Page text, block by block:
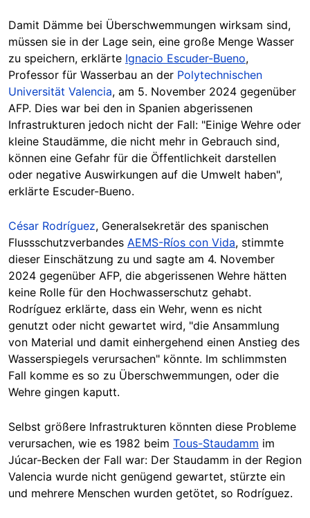
Damit Dämme bei Überschwemmungen wirksam sind,
müssen sie in der Lage sein, eine große Menge Wasser
zu speichern, erklärte Ignacio Escuder-Bueno,
Professor für Wasserbau an der Polytechnischen
Universität Valencia, am 5. November 2024 gegenüber
AFP. Dies war bei den in Spanien abgerissenen
Infrastrukturen jedoch nicht der Fall: "Einige Wehre oder
kleine Staudämme, die nicht mehr in Gebrauch sind,
können eine Gefahr für die Öffentlichkeit darstellen
oder negative Auswirkungen auf die Umwelt haben",
erklärte Escuder-Bueno.
César Rodríguez, Generalsekretär des spanischen
Flussschutzverbandes AEMS-Ríos con Vida, stimmte
dieser Einschätzung zu und sagte am 4. November
2024 gegenüber AFP, die abgerissenen Wehre hätten
keine Rolle für den Hochwasserschutz gehabt.
Rodríguez erklärte, dass ein Wehr, wenn es nicht
genutzt oder nicht gewartet wird, "die Ansammlung
von Material und damit einhergehend einen Anstieg des
Wasserspiegels verursachen" könnte. Im schlimmsten
Fall komme es so zu Überschwemmungen, oder die
Wehre gingen kaputt.
Selbst größere Infrastrukturen könnten diese Probleme
verursachen, wie es 1982 beim Tous-Staudamm im
Júcar-Becken der Fall war: Der Staudamm in der Region
Valencia wurde nicht genügend gewartet, stürzte ein
und mehrere Menschen wurden getötet, so Rodríguez.